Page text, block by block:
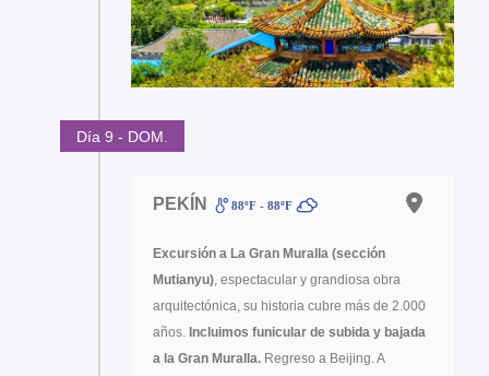
Día 9 - DOM.
PEKÍN 88ºF - 88ºF
Excursión a La Gran Muralla (sección
Mutianyu), espectacular y grandiosa obra
arquitectónica, su historia cubre más de 2.000
años. Incluimos funicular de subida y bajada
a la Gran Muralla. Regreso a Beijing. A